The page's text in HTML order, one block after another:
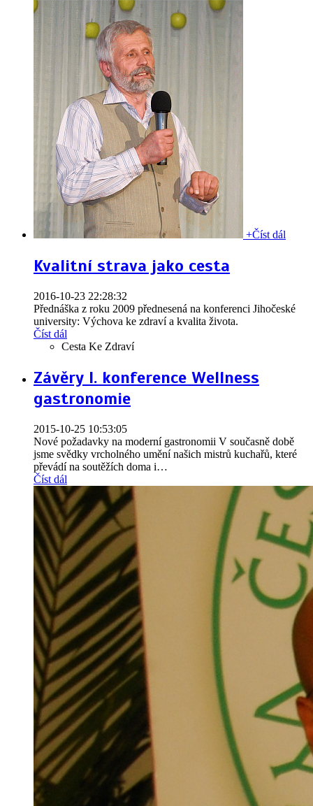
+Číst dál
Kvalitní strava jako cesta
2016-10-23 22:28:32
Přednáška z roku 2009 přednesená na konferenci Jihočeské
university: Výchova ke zdraví a kvalita života.
Číst dál
Cesta Ke Zdraví
Závěry I. konference Wellness
gastronomie
2015-10-25 10:53:05
Nové požadavky na moderní gastronomii V současně době
jsme svědky vrcholného umění našich mistrů kuchařů, které
převádí na soutěžích doma i…
Číst dál